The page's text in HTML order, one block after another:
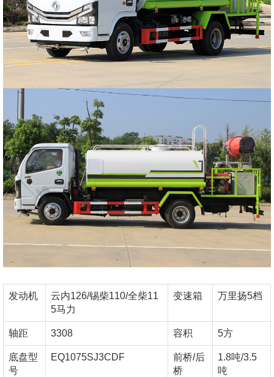
发动机
云内126/锡柴110/全柴11
5马力
变速箱 万里扬5档
轴距 3308 容积 5方
底盘型
号
EQ1075SJ3CDF
前桥/后
桥
1.8吨/3.5
吨